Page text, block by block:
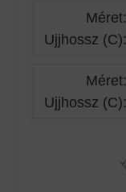
Méret:
Ujjhossz (C):
Méret:
Ujjhossz (C):